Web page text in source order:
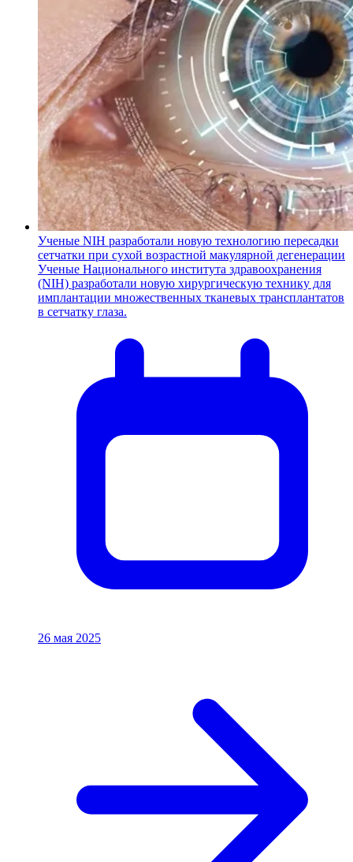
Ученые NIH разработали новую технологию пересадки
сетчатки при сухой возрастной макулярной дегенерации
Ученые Национального института здравоохранения
(NIH) разработали новую хирургическую технику для
имплантации множественных тканевых трансплантатов
в сетчатку глаза.
26 мая 2025